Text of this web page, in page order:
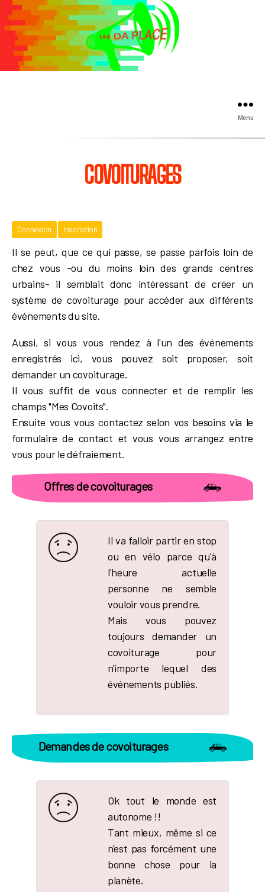
Menu
COVOITURAGES
Connexion Inscription
Il se peut, que ce qui passe, se passe parfois loin de
chez vous -ou du moins loin des grands centres
urbains- il semblait donc intéressant de créer un
système de covoiturage pour accéder aux différents
événements du site.
Aussi, si vous vous rendez à l'un des événements
enregistrés ici, vous pouvez soit proposer, soit
demander un covoiturage.
Il vous suffit de vous connecter et de remplir les
champs "Mes Covoits".
Ensuite vous vous contactez selon vos besoins via le
formulaire de contact et vous vous arrangez entre
vous pour le défraiement.
Offres de covoiturages
Il va falloir partir en stop
ou en vélo parce qu'à
l'heure actuelle
personne ne semble
vouloir vous prendre.
Mais vous pouvez
toujours demander un
covoiturage pour
n'importe lequel des
événements publiés.
Demandes de covoiturages
Ok tout le monde est
autonome !!
Tant mieux, même si ce
n'est pas forcément une
bonne chose pour la
planète.